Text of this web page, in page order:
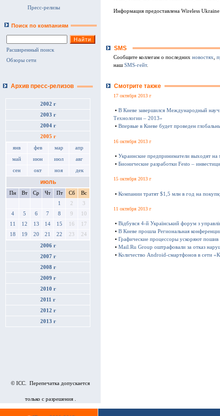
Пресс-релизы
Поиск по компаниям
Расширенный поиск
Обзоры сети
Архив пресс-релизов
2002 г
2003 г
2004 г
2005 г
янв фев мар апр
май июн июл авг
сен окт ноя дек
июль
Пн Вт Ср Чт Пт Сб
Вс
1
2
3
4
5 6 7 8 9
10
11
12 13 14 15 16
17
18
19 20 21 22 23 24
2006 г
2007 г
2008 г
2009 г
2010 г
2011 г
2012 г
2013 г
© ICC. Перепечатка допускается
только с разрешения .
Информация предоставлена Wireless
SMS
Сообщите коллегам о последних новостях
наш SMS-гейт.
Смотрите также
17 октября 2013 г
• В Киеве завершился Международный
Технологии – 2013»
• Впервые в Киеве будет проведен
16 октября 2013 г
• Украинские предприниматели выходят
• Бионические разработки Festo –
15 октября 2013 г
• Компании тратят $1,5 млн в год на
11 октября 2013 г
• Відбувся 4-й Український форум з
• В Киеве прошла Региональная
• Графические процессоры ускоряют
• Mail.Ru Group оштрафовали за отказ
• Количество Android-смартфонов в сети